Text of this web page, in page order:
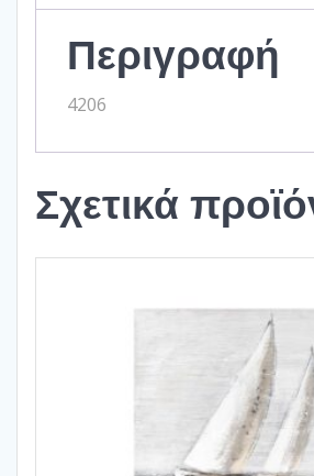
Περιγραφή
4206
Σχετικά